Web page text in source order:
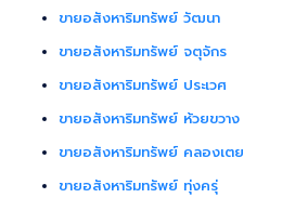
ขายอสังหาริมทรัพย์ วัฒนา
ขายอสังหาริมทรัพย์ จตุจักร
ขายอสังหาริมทรัพย์ ประเวศ
ขายอสังหาริมทรัพย์ ห้วยขวาง
ขายอสังหาริมทรัพย์ คลองเตย
ขายอสังหาริมทรัพย์ ทุ่งครุ่